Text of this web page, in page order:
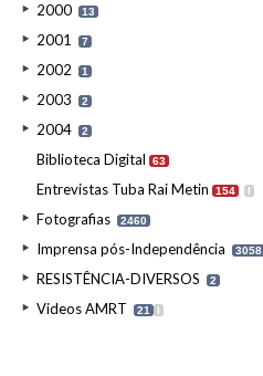
2000 13
2001 7
2002 1
2003 2
2004 2
Biblioteca Digital 63
Entrevistas Tuba Rai Metin 154 I
Fotografias 2460
Imprensa pós-Independência 3058
RESISTÊNCIA-DIVERSOS 2
Videos AMRT 21 I